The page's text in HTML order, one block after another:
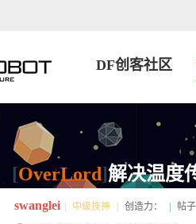
DF创客社区
[OverLord]解决温度
swanglei 中级技神 创造力： 帖子